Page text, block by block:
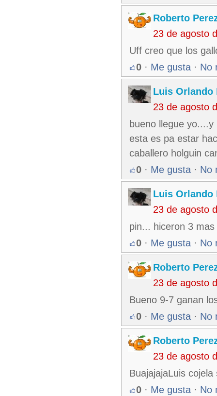
Roberto
23 de agosto
Uff creo que los
0 · Me gusta · No
Luis Orlando
23 de agosto
bueno llegue
esta es pa estar
caballero holguin
0 · Me gusta · No
Luis Orlando
23 de agosto
pin... hiceron 3
0 · Me gusta · No
Roberto
23 de agosto
Bueno 9-7 ganan
0 · Me gusta · No
Roberto
23 de agosto
BuajajajaLuis cojela
0 · Me gusta · No